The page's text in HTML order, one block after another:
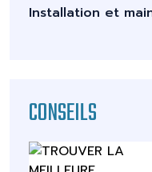
Installation et
CONSEILS